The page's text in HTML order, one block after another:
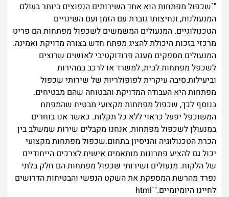
"`שכפול מפתחות הוא אחד השירותים הנפוצים ביותר בעולם
המנעולנות, ונחיצותו גוברת עם הזמן ועם השינויים
הטכנולוגיים. המנעולים המשמשים לשכפול מפתחות הם פריט
מרכזי בזכות היכולת להציג מפתח חדש בצורה מדויקת ואמינה.
המנעולים מספקים מענה פרודוקטיבי לאנשים שרוצים
לשכפל מפתחות לבית, למשרד או לרכב במהירות
וביעילות.סיבה עיקרית לפופולריות של שירותי שכפול
מפתחות היא העבודה המדויקת והבטוחה שהם מבטיחים.
בנוסף לכך, שכפול מפתחות מקצועי מבטיח שהמפתח
המשוכפל יפעל כראוי ללא כל תקלות. כאשר אנו בוחרים
במנעולן לשכפול מפתחות, אנחנו מקבלים שירות שמשלב בין
הכרת הטכנולוגיה והניסיון בתחום.שכפול מפתחות מקצועי
יכול גם להציע פתרונות מותאמים אישית לצרכים הייחודיים
של הלקוח. מנעולים ושירותי שכפול מפתחות הם חלק בלתי
נפרד מהרשת המספקת את השקט הנפשי והבטיחות הדרושים
לחיינו היומיומיים."`html